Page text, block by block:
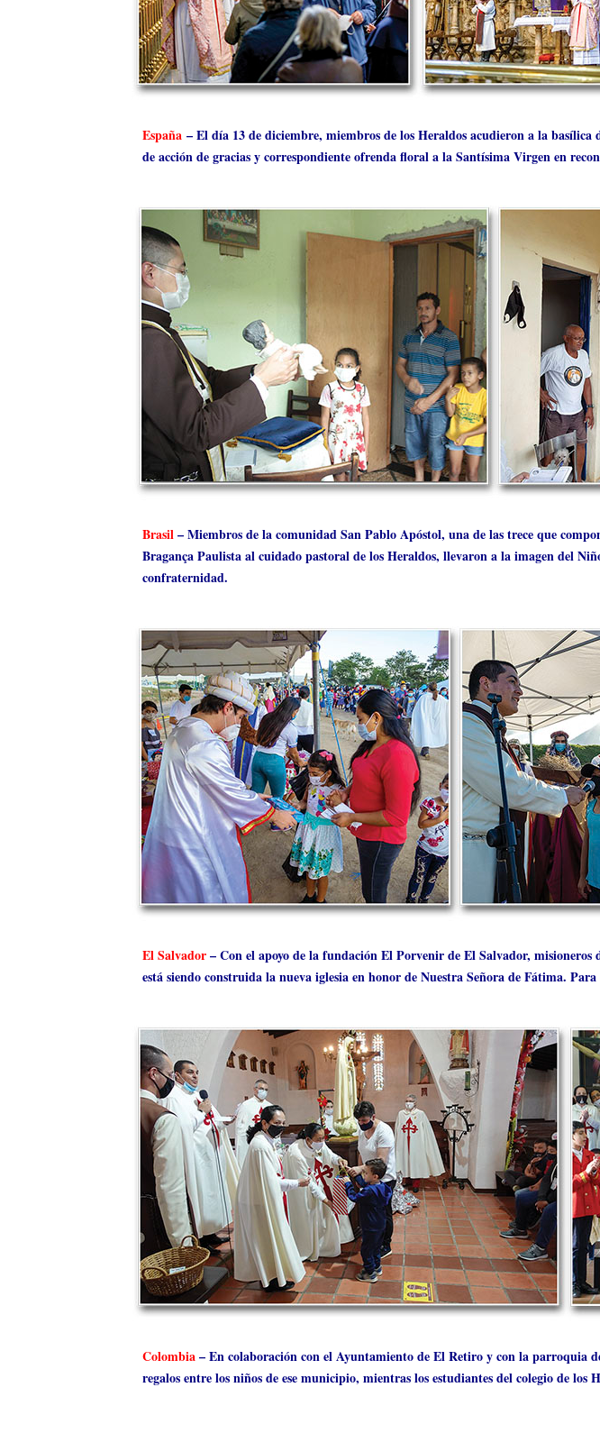
España – El día 13 de diciembre, miembros de los Heraldos acudieron a la
de acción de gracias y correspondiente ofrenda floral a la Santísima Virgen en
Brasil– Miembros de la comunidad San Pablo Apóstol, una de las trece que
Bragança Paulista al cuidado pastoral de los Heraldos, llevaron a la imagen del
confraternidad.
El Salvador– Con el apoyo de la fundación El Porvenir de El Salvador,
está siendo construida la nueva iglesia en honor de Nuestra Señora de Fátima.
Colombia– En colaboración con el Ayuntamiento de El Retiro y con la parroquia
regalos entre los niños de ese municipio, mientras los estudiantes del colegio de